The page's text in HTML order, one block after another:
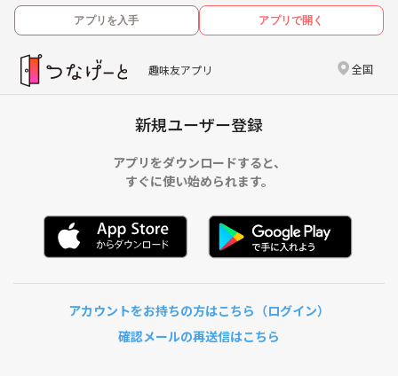
アプリを入手 アプリで開く
趣味友アプリ 全国
新規ユーザー登録
アプリをダウンロードすると、
すぐに使い始められます。
アカウントをお持ちの方はこちら（ログイン）
確認メールの再送信はこちら